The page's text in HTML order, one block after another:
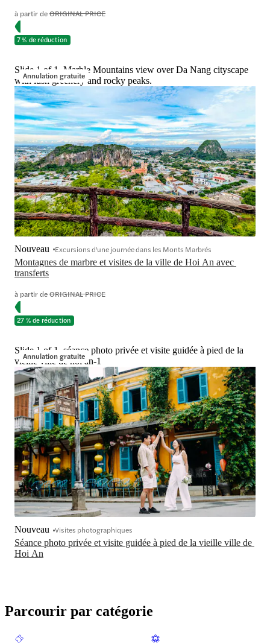
à partir deORIGINAL PRICE
7 % de réduction
Annulation gratuite
Slide 1 of 1, Marble Mountains view over Da Nang cityscape
with lush greenery and rocky peaks.
Montagnes de marbre et visites de la ville de Hoi An avec
transferts
Nouveau Excursions d'une journée dans les Monts Marbrés
à partir deORIGINAL PRICE
27 % de réduction
Annulation gratuite
Slide 1 of 1, séance photo privée et visite guidée à pied de la
vieille ville de hoi an-1
Séance photo privée et visite guidée à pied de la vieille ville de
Hoi An
Nouveau Visites photographiques
Parcourir par catégorie